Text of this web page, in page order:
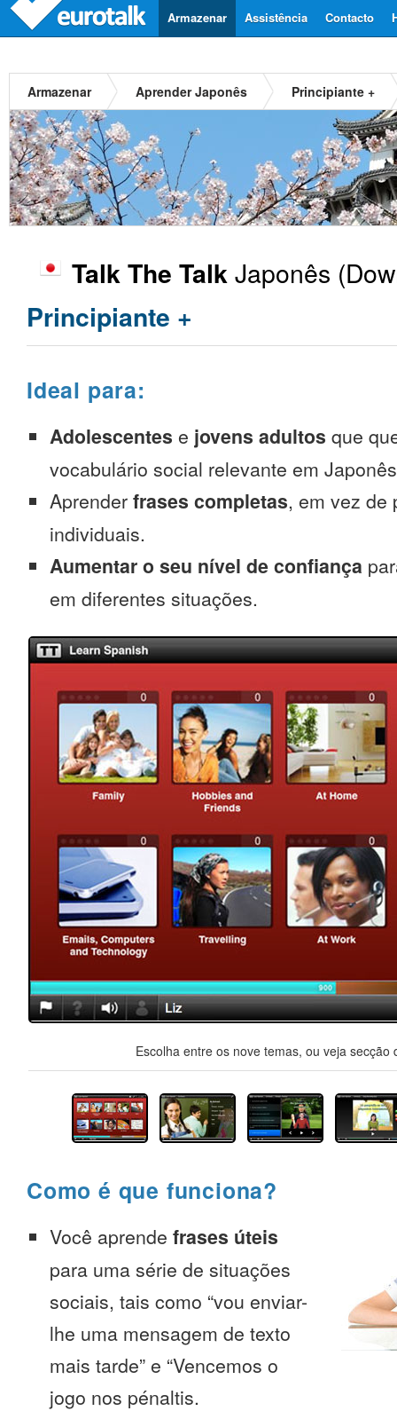
Contacto
Assistência
Armazenar
Armazenar Aprender Japonês Principiante +
Talk The TalkJaponês
Principiante +
Ideal para:
Adolescentes e jovens adultos que
vocabulário social relevante em
Aprender frases completas, em vez de
individuais.
Aumentar o seu nível de confiança
em diferentes situações.
Escolha entre os nove temas, ou veja secção
Como é que funciona?
Você aprende frases úteis
para uma série de situações
sociais, tais como “vou enviar-
lhe uma mensagem de texto
mais tarde” e “Vencemos o
jogo nos pénaltis.